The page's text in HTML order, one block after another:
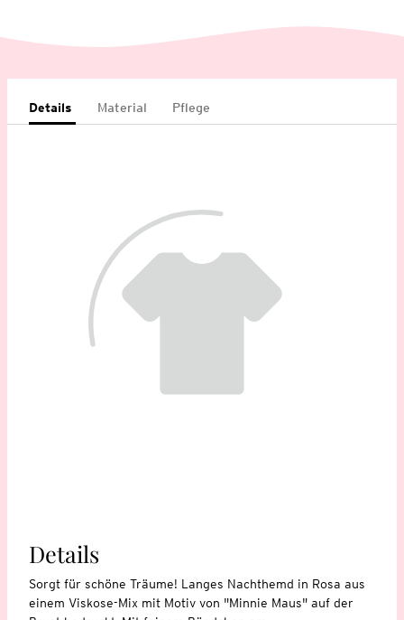
Details Material Pflege
Details
Sorgt für schöne Träume! Langes Nachthemd in Rosa aus
einem Viskose-Mix mit Motiv von "Minnie Maus" auf der